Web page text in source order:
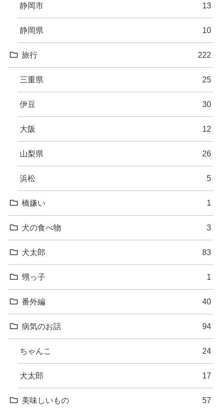
静岡市 13
静岡県 10
旅行 222
三重県 25
伊豆 30
大阪 12
山梨県 26
浜松 5
橋嫌い 1
犬の食べ物 3
犬太郎 83
甥っ子 1
番外編 40
病気のお話 94
ちゃんこ 24
犬太郎 17
美味しいもの 57